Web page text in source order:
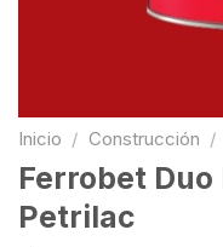
Inicio / Construcción /
Ferrobet
Petrilac